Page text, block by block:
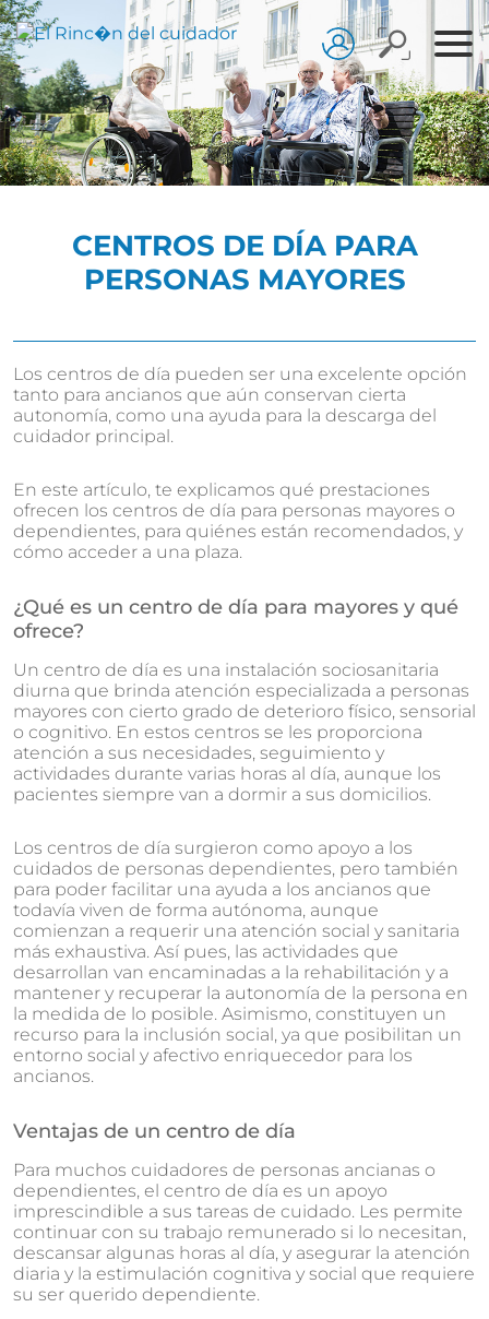
CENTROS DE DÍA PARA
PERSONAS MAYORES
Los centros de día pueden ser una excelente opción
tanto para ancianos que aún conservan cierta
autonomía, como una ayuda para la descarga del
cuidador principal.
En este artículo, te explicamos qué prestaciones
ofrecen los centros de día para personas mayores o
dependientes, para quiénes están recomendados, y
cómo acceder a una plaza.
¿Qué es un centro de día para mayores y qué
ofrece?
Un centro de día es una instalación sociosanitaria
diurna que brinda atención especializada a personas
mayores con cierto grado de deterioro físico, sensorial
o cognitivo. En estos centros se les proporciona
atención a sus necesidades, seguimiento y
actividades durante varias horas al día, aunque los
pacientes siempre van a dormir a sus domicilios.
Los centros de día surgieron como apoyo a los
cuidados de personas dependientes, pero también
para poder facilitar una ayuda a los ancianos que
todavía viven de forma autónoma, aunque
comienzan a requerir una atención social y sanitaria
más exhaustiva. Así pues, las actividades que
desarrollan van encaminadas a la rehabilitación y a
mantener y recuperar la autonomía de la persona en
la medida de lo posible. Asimismo, constituyen un
recurso para la inclusión social, ya que posibilitan un
entorno social y afectivo enriquecedor para los
ancianos.
Ventajas de un centro de día
Para muchos cuidadores de personas ancianas o
dependientes, el centro de día es un apoyo
imprescindible a sus tareas de cuidado. Les permite
continuar con su trabajo remunerado si lo necesitan,
descansar algunas horas al día, y asegurar la atención
diaria y la estimulación cognitiva y social que requiere
su ser querido dependiente.